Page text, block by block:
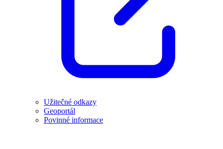
Užitečné odkazy
Geoportál
Povinné informace